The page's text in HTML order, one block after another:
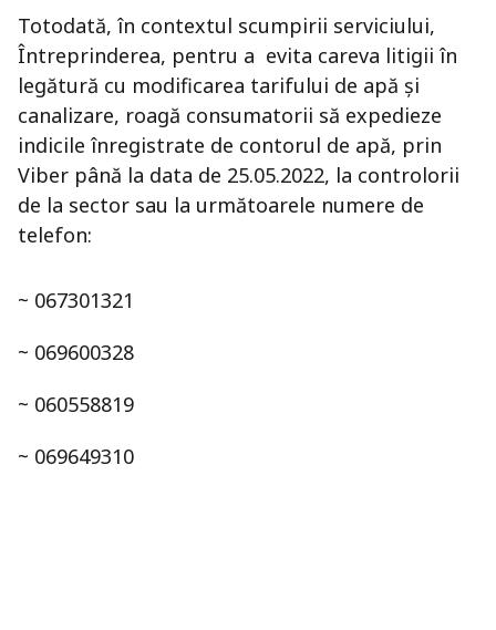
Totodată, în contextul scumpirii serviciului,
Întreprinderea, pentru a evita careva litigii în
legătură cu modificarea tarifului de apă și
canalizare, roagă consumatorii să expedieze
indicile înregistrate de contorul de apă, prin
Viber până la data de 25.05.2022, la controlorii
de la sector sau la următoarele numere de
telefon:
~ 067301321
~ 069600328
~ 060558819
~ 069649310